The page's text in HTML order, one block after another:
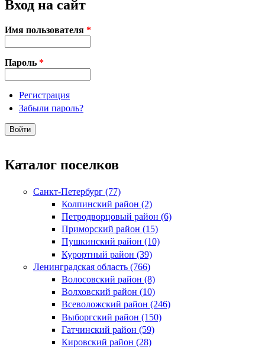
Вход на сайт
Имя пользователя *
Пароль *
Регистрация
Забыли пароль?
Каталог поселков
Санкт-Петербург (77)
Колпинский район (2)
Петродворцовый район (6)
Приморский район (15)
Пушкинский район (10)
Курортный район (39)
Ленинградская область (766)
Волосовский район (8)
Волховский район (10)
Всеволожский район (246)
Выборгский район (150)
Гатчинский район (59)
Кировский район (28)